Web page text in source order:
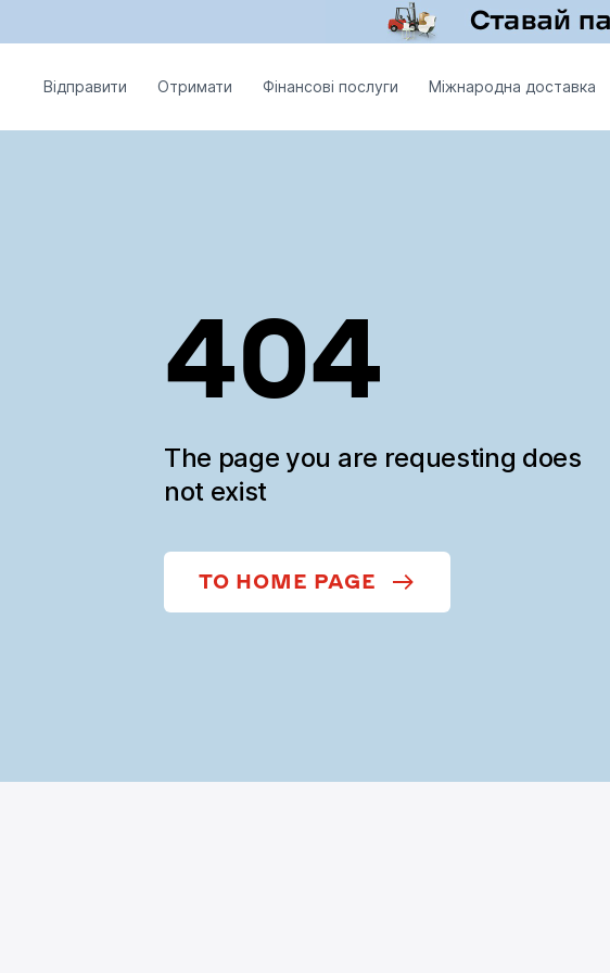
Відправити Отримати Фінансові послуги Міжнародна доставка
404
The page you are requesting does
not exist
TO HOME PAGE